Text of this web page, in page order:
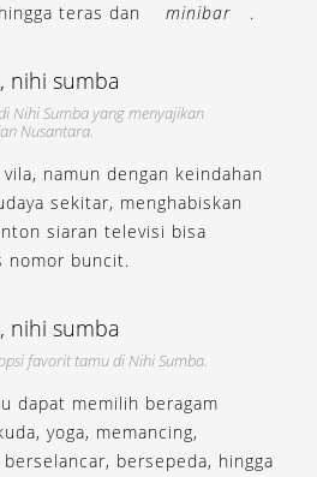
teras dan
minibar .
Nihi Sumba yang menyajikan
Nusantara.
namun dengan keindahan
sekitar, menghabiskan
siaran televisi bisa
nomor buncit.
favorit tamu di Nihi Sumba.
dapat memilih beragam
yoga, memancing,
berselancar, bersepeda, hingga